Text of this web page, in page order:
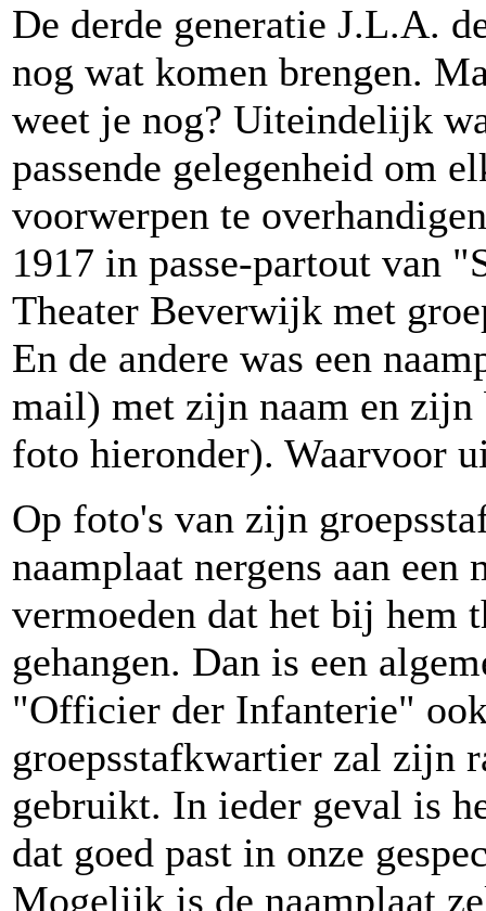
De derde generatie J.L.A.
nog wat komen brengen.
weet je nog? Uiteindelijk
passende gelegenheid om
voorwerpen te
1917 in passe-partout van
Theater Beverwijk met
En de andere was een
mail) met zijn naam en
foto hieronder). Waarvoor
Op foto's van zijn
naamplaat nergens aan een
vermoeden dat het bij hem
gehangen. Dan is een
"Officier der Infanterie"
groepsstafkwartier zal zijn
gebruikt. In ieder geval is
dat goed past in onze
Mogelijk is de naamplaat